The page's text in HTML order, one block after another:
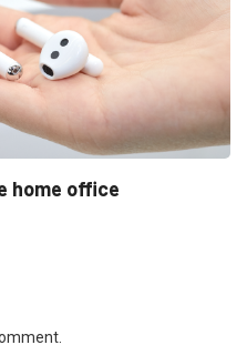
home office